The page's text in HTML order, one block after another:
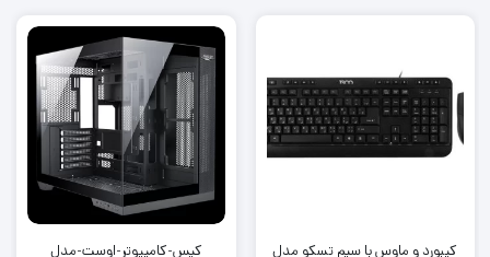
کیبورد و ماوس با سیم تسکو مدل
کیس-کامپیوتر-اوست-مدل